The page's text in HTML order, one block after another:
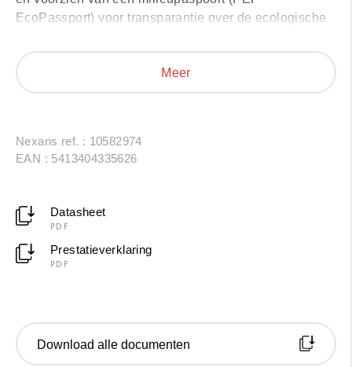
EcoPassport) voor transparantie over de ecologische
Meer
Nexans ref. : 10582974
EAN : 5413404335626
Datasheet
PDF
Prestatieverklaring
PDF
Download alle documenten